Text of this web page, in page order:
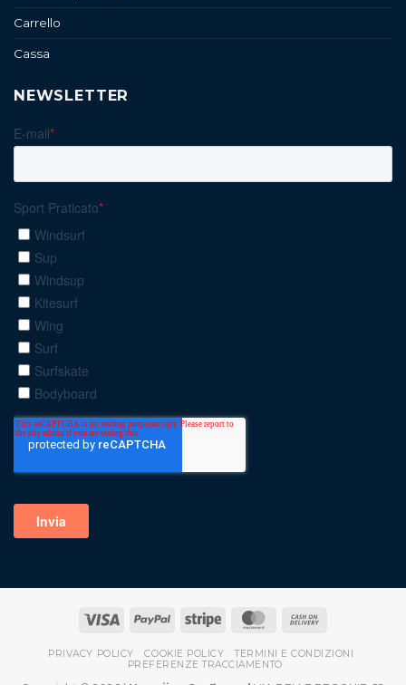
Carrello
Cassa
NEWSLETTER
PRIVACY POLICY COOKIE POLICY
TERMINI E CONDIZIONI
PREFERENZE TRACCIAMENTO